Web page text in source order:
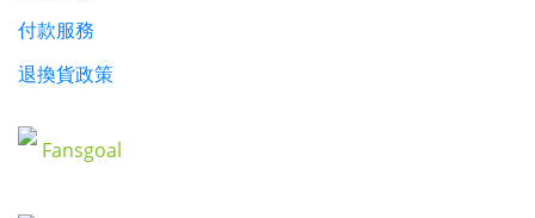
付款服務
退換貨政策
Fansgoal